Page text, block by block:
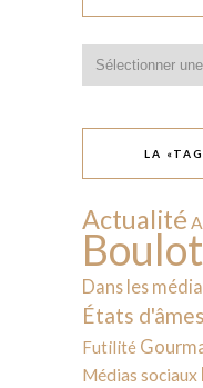
LA
Actualité
Boulot
Dans les
États d'âmes
Futilité
Médias sociaux